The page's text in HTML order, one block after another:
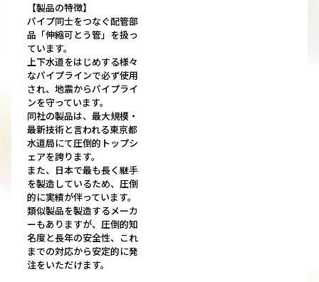
【製品の特徴】
パイプ同士をつなぐ配管部
品「伸縮可とう管」を扱っ
ています。
上下水道をはじめする様々
なパイプラインで必ず使用
され、地震からパイプライ
ンを守っています。
同社の製品は、最大規模・
最新技術と言われる東京都
水道局にて圧倒的トップシ
ェアを誇ります。
また、日本で最も長く継手
を製造しているため、圧倒
的に実績が伴っています。
類似製品を製造するメーカ
ーもありますが、圧倒的知
名度と長年の安全性、これ
までの対応から安定的に発
注をいただけます。